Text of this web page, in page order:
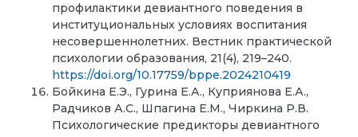
профилактики девиантного поведения в
институциональных условиях воспитания
несовершеннолетних. Вестник практической
психологии образования, 21(4), 219–240.
https://doi.org/10.17759/bppe.2024210419
Бойкина Е.Э., Гурина Е.А., Куприянова Е.А.,
Радчиков А.С., Шпагина Е.М., Чиркина Р.В.
Психологические предикторы девиантного